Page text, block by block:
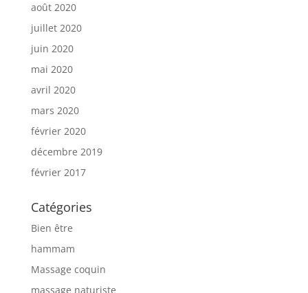
août 2020
juillet 2020
juin 2020
mai 2020
avril 2020
mars 2020
février 2020
décembre 2019
février 2017
Catégories
Bien être
hammam
Massage coquin
massage naturiste